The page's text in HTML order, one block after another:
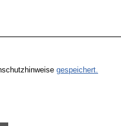
gespeichert.